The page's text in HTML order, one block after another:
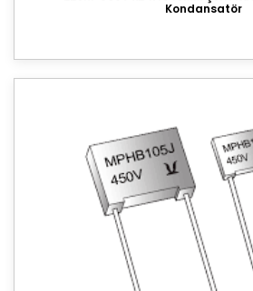
Kondansatör